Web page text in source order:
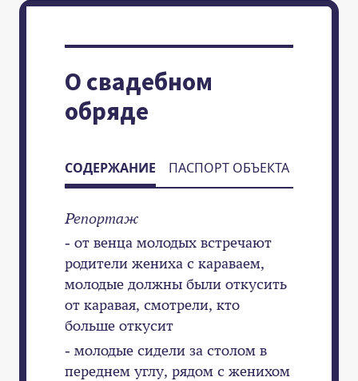
О свадебном
обряде
СОДЕРЖАНИЕ ПАСПОРТ ОБЪЕКТА
Репортаж
- от венца молодых встречают
родители жениха с караваем,
молодые должны были откусить
от каравая, смотрели, кто
больше откусит
- молодые сидели за столом в
переднем углу, рядом с женихом